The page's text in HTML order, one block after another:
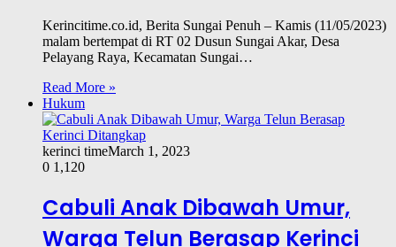
Kerincitime.co.id, Berita Sungai Penuh – Kamis (11/05/2023)
malam bertempat di RT 02 Dusun Sungai Akar, Desa
Pelayang Raya, Kecamatan Sungai…
Read More »
Hukum
kerinci timeMarch 1, 2023
0 1,120
Cabuli Anak Dibawah Umur,
Warga Telun Berasap Kerinci